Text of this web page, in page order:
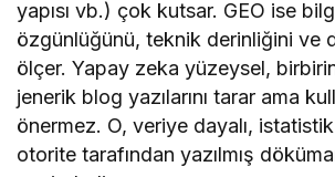
yapısı vb.) çok kutsar. GEO ise
özgünlüğünü, teknik derinliğini ve
ölçer. Yapay zeka yüzeysel,
jenerik blog yazılarını tarar ama
önermez. O, veriye dayalı,
otorite tarafından yazılmış